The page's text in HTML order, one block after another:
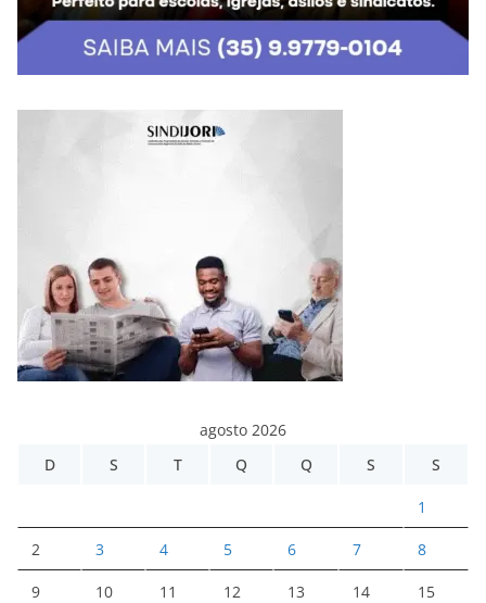
agosto 2026
D
S T Q Q S S
1
2 3 4 5 6 7 8
9 10 11 12 13 14 15